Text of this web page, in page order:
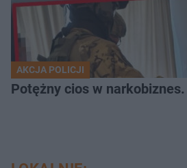
AKCJA POLICJI